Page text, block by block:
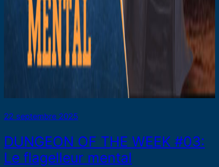
22 septembre 2025
DUNGEON OF THE WEEK #03:
Le flagelleur mental